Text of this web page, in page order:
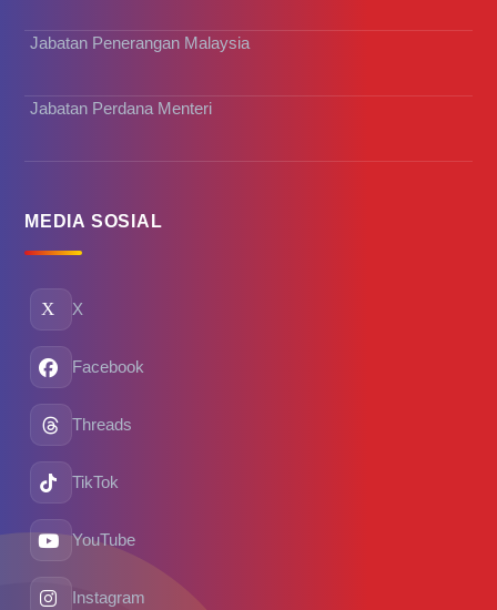
Jabatan Penerangan Malaysia
Jabatan Perdana Menteri
MEDIA SOSIAL
X
Facebook
Threads
TikTok
YouTube
Instagram